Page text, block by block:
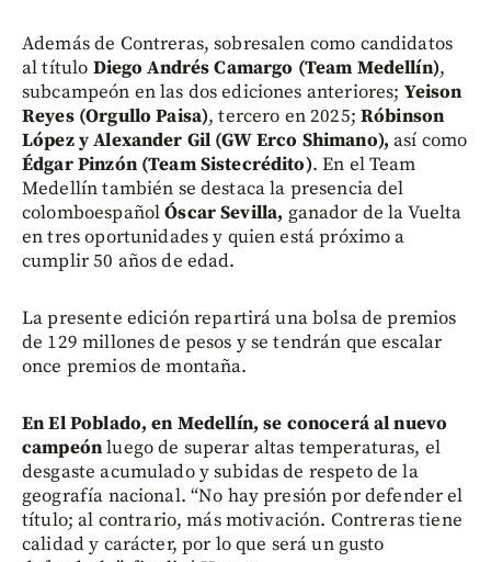
Además de Contreras, sobresalen como candidatos
al título Diego Andrés Camargo (Team Medellín),
subcampeón en las dos ediciones anteriores; Yeison
Reyes (Orgullo Paisa), tercero en 2025; Róbinson
López y Alexander Gil (GW Erco Shimano), así como
Édgar Pinzón (Team Sistecrédito). En el Team
Medellín también se destaca la presencia del
colomboespañolÓscar Sevilla, ganador de la Vuelta
en tres oportunidades y quien está próximo a
cumplir 50 años de edad.
La presente edición repartirá una bolsa de premios
de 129 millones de pesos y se tendrán que escalar
once premios de montaña.
En El Poblado, en Medellín, se conocerá al nuevo
campeónluego de superar altas temperaturas, el
desgaste acumulado y subidas de respeto de la
geografía nacional. “No hay presión por defender el
título; al contrario, más motivación. Contreras tiene
calidad y carácter, por lo que será un gusto